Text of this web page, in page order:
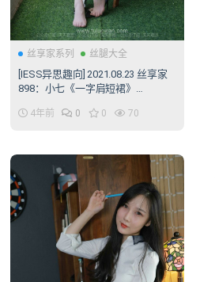
丝享家系列 丝腿大全
[IESS异思趣向] 2021.08.23 丝享家
898：小七《一字肩短裙》
4年前 0 0 70